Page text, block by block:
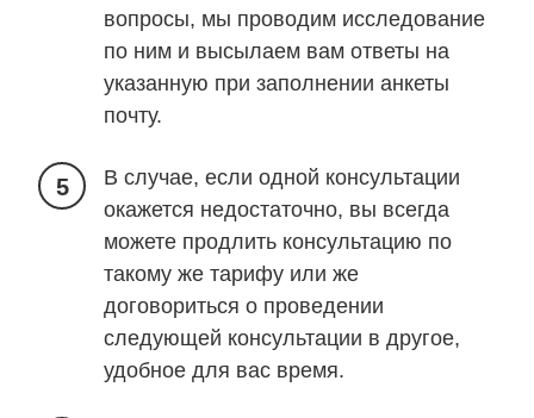
вопросы, мы проводим исследование
по ним и высылаем вам ответы на
указанную при заполнении анкеты
почту.
5
В случае, если одной консультации
окажется недостаточно, вы всегда
можете продлить консультацию по
такому же тарифу или же
договориться о проведении
следующей консультации в другое,
удобное для вас время.